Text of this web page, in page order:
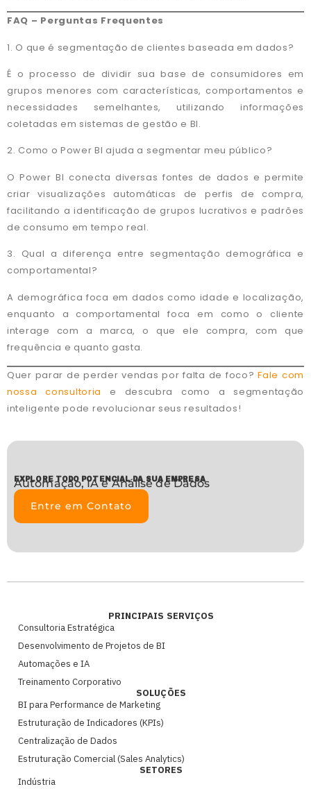
FAQ – Perguntas Frequentes
1. O que é segmentação de clientes baseada em dados?
É o processo de dividir sua base de consumidores em
grupos menores com características, comportamentos e
necessidades semelhantes, utilizando informações
coletadas em sistemas de gestão e BI.
2. Como o Power BI ajuda a segmentar meu público?
O Power BI conecta diversas fontes de dados e permite
criar visualizações automáticas de perfis de compra,
facilitando a identificação de grupos lucrativos e padrões
de consumo em tempo real.
3. Qual a diferença entre segmentação demográfica e
comportamental?
A demográfica foca em dados como idade e localização,
enquanto a comportamental foca em como o cliente
interage com a marca, o que ele compra, com que
frequência e quanto gasta.
Quer parar de perder vendas por falta de foco?Fale com
nossa consultoria
e descubra como a segmentação
inteligente pode revolucionar seus resultados!
EXPLORE TODO POTENCIAL DA SUA EMPRESA
Automação, IA e Análise de Dados
Entre em Contato
PRINCIPAIS SERVIÇOS
Consultoria Estratégica
Desenvolvimento de Projetos de BI
Automações e IA
Treinamento Corporativo
SOLUÇÕES
BI para Performance de Marketing
Estruturação de Indicadores (KPIs)
Centralização de Dados
Estruturação Comercial (Sales Analytics)
SETORES
Indústria